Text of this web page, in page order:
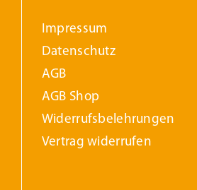
Impressum
Datenschutz
AGB
AGB Shop
Widerrufs­belehrungen
Vertrag widerrufen